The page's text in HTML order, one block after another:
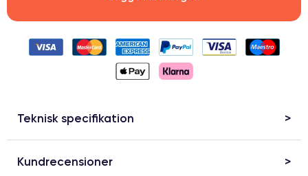
Teknisk specifikation
Kundrecensioner